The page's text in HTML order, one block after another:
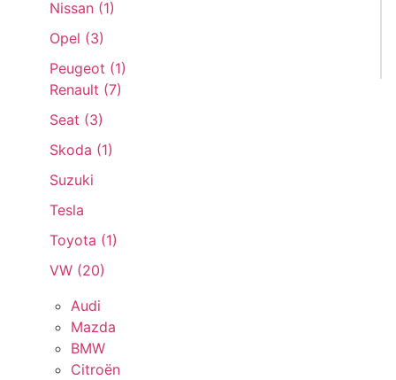
Nissan (1)
Opel (3)
Peugeot (1)
Renault (7)
Seat (3)
Skoda (1)
Suzuki
Tesla
Toyota (1)
VW (20)
Audi
Mazda
BMW
Citroën